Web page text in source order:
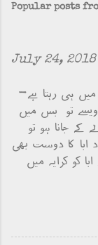
t
o
m
e
n
t
Popular posts
July 24, 2018
ہی رہتا ہے-
ویسے تو بس میں
کے جانا ہو تو
ابا کا دوست بھی
کو کرایہ میں